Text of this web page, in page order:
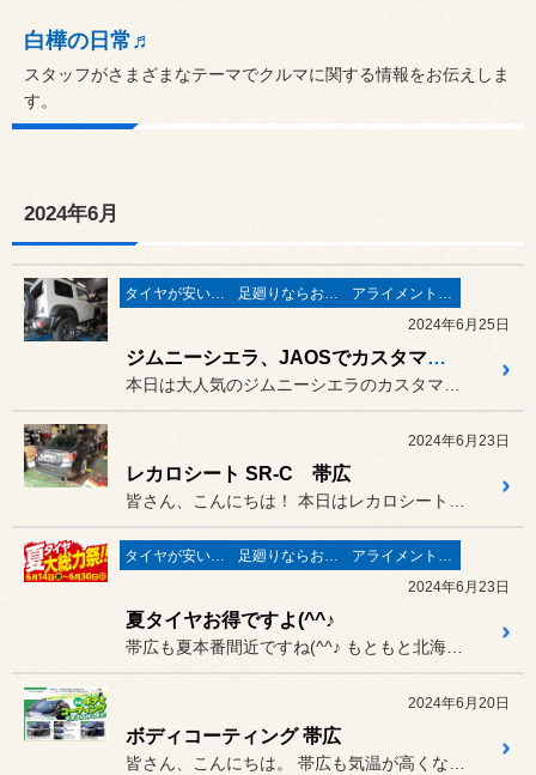
白樺の日常♬
スタッフがさまざまなテーマでクルマに関する情報をお伝えしま
す。
2024年6月
タイヤが安い(^^♪ 足廻りならお任せ♬
アライメントで走りが変わる♬
2024年6月25日
ジムニーシエラ、JAOSでカスタマイズ！
2024年6月23日
レカロシート SR-C 帯広
タイヤが安い(^^♪ 足廻りならお任せ♬
アライメントで走りが変わる♬
2024年6月23日
夏タイヤお得ですよ(^^♪
2024年6月20日
ボディコーティング 帯広